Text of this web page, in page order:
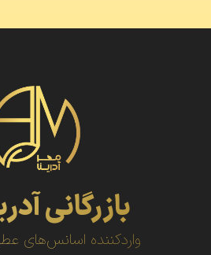
بازرگانی
واردکننده اسانس‌های